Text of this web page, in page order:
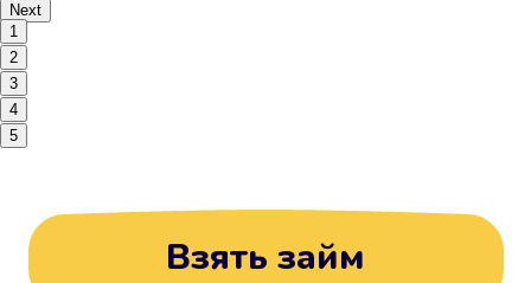
Next
1
2
3
4
5
Взять займ